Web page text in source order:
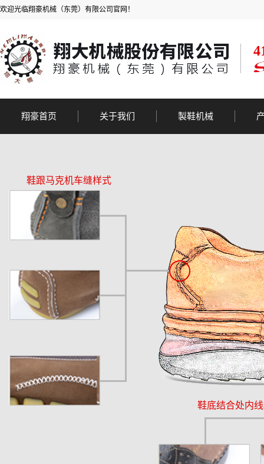
欢迎光临翔豪机械（东莞）有限公司官网！
翔豪首页 关于我们
公司荣誉
製鞋机械
鞋跟马克机车缝样式
鞋底结合处内